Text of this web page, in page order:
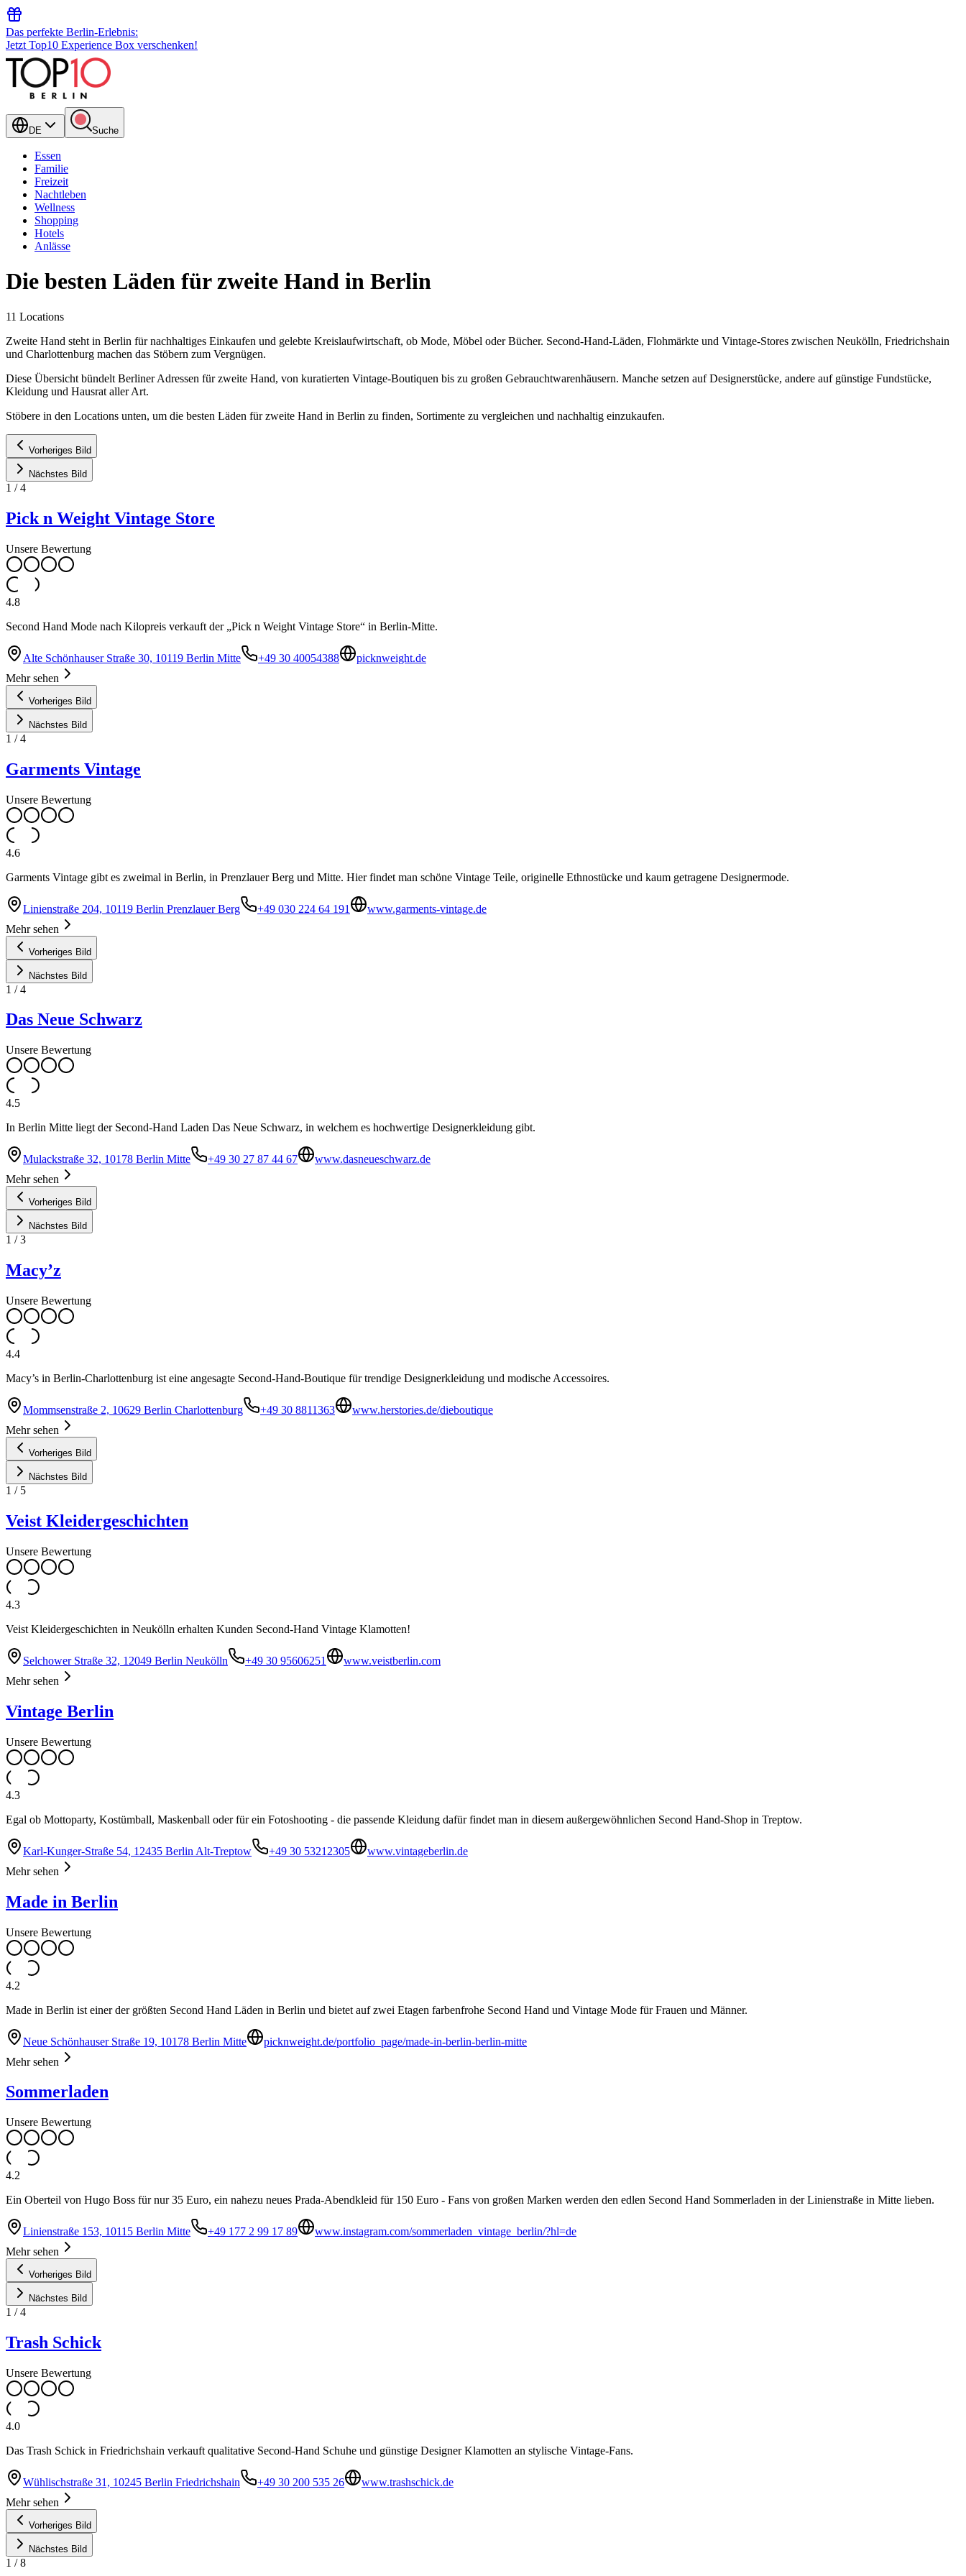
Das perfekte Berlin-Erlebnis:
Jetzt Top10 Experience Box verschenken!
DE Suche
Essen
Familie
Freizeit
Nachtleben
Wellness
Shopping
Hotels
Anlässe
Die besten Läden für zweite Hand in Berlin
11 Locations
Zweite Hand steht in Berlin für nachhaltiges Einkaufen und gelebte Kreislaufwirtschaft, ob Mode, Möbel oder Bücher. Second-Hand-Läden, Flohmärkte und Vintage-Stores zwischen Neukölln, Friedrichshain
und Charlottenburg machen das Stöbern zum Vergnügen.
Diese Übersicht bündelt Berliner Adressen für zweite Hand, von kuratierten Vintage-Boutiquen bis zu großen Gebrauchtwarenhäusern. Manche setzen auf Designerstücke, andere auf günstige Fundstücke,
Kleidung und Hausrat aller Art.
Stöbere in den Locations unten, um die besten Läden für zweite Hand in Berlin zu finden, Sortimente zu vergleichen und nachhaltig einzukaufen.
Vorheriges Bild
Nächstes Bild
1 /4
Pick n Weight Vintage Store
Unsere Bewertung
4.8
Second Hand Mode nach Kilopreis verkauft der „Pick n Weight Vintage Store“ in Berlin-Mitte.
Alte Schönhauser Straße 30, 10119 Berlin Mitte +49 30 40054388
picknweight.de
Mehr sehen
Vorheriges Bild
Nächstes Bild
1 /4
Garments Vintage
Unsere Bewertung
4.6
Garments Vintage gibt es zweimal in Berlin, in Prenzlauer Berg und Mitte. Hier findet man schöne Vintage Teile, originelle Ethnostücke und kaum getragene Designermode.
Linienstraße 204, 10119 Berlin Prenzlauer Berg +49 030 224 64 191
www.garments-vintage.de
Mehr sehen
Vorheriges Bild
Nächstes Bild
1 /4
Das Neue Schwarz
Unsere Bewertung
4.5
In Berlin Mitte liegt der Second-Hand Laden Das Neue Schwarz, in welchem es hochwertige Designerkleidung gibt.
Mulackstraße 32, 10178 Berlin Mitte +49 30 27 87 44 67
www.dasneueschwarz.de
Mehr sehen
Vorheriges Bild
Nächstes Bild
1 /3
Macy’z
Unsere Bewertung
4.4
Macy’s in Berlin-Charlottenburg ist eine angesagte Second-Hand-Boutique für trendige Designerkleidung und modische Accessoires.
Mommsenstraße 2, 10629 Berlin Charlottenburg +49 30 8811363
www.herstories.de/dieboutique
Mehr sehen
Vorheriges Bild
Nächstes Bild
1 / 5
Veist Kleidergeschichten
Unsere Bewertung
4.3
Veist Kleidergeschichten in Neukölln erhalten Kunden Second-Hand Vintage Klamotten!
Selchower Straße 32, 12049 Berlin Neukölln +49 30 95606251
www.veistberlin.com
Mehr sehen
Vintage Berlin
Unsere Bewertung
4.3
Egal ob Mottoparty, Kostümball, Maskenball oder für ein Fotoshooting - die passende Kleidung dafür findet man in diesem außergewöhnlichen Second Hand-Shop in Treptow.
Karl-Kunger-Straße 54, 12435 Berlin Alt-Treptow +49 30 53212305
www.vintageberlin.de
Mehr sehen
Made in Berlin
Unsere Bewertung
4.2
Made in Berlin ist einer der größten Second Hand Läden in Berlin und bietet auf zwei Etagen farbenfrohe Second Hand und Vintage Mode für Frauen und Männer.
Neue Schönhauser Straße 19, 10178 Berlin Mitte
picknweight.de/portfolio_page/made-in-berlin-berlin-mitte
Mehr sehen
Sommerladen
Unsere Bewertung
4.2
Ein Oberteil von Hugo Boss für nur 35 Euro, ein nahezu neues Prada-Abendkleid für 150 Euro - Fans von großen Marken werden den edlen Second Hand Sommerladen in der Linienstraße in Mitte lieben.
Linienstraße 153, 10115 Berlin Mitte +49 177 2 99 17 89
www.instagram.com/sommerladen_vintage_berlin/?hl=de
Mehr sehen
Vorheriges Bild
Nächstes Bild
1 /4
Trash Schick
Unsere Bewertung
4.0
Das Trash Schick in Friedrichshain verkauft qualitative Second-Hand Schuhe und günstige Designer Klamotten an stylische Vintage-Fans.
Wühlischstraße 31, 10245 Berlin Friedrichshain +49 30 200 535 26
www.trashschick.de
Mehr sehen
Vorheriges Bild
Nächstes Bild
1 /8